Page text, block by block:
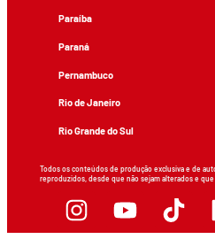
Paraíba
Paraná
Pernambuco
Rio de Janeiro
Rio Grande do Sul
Todos os conteúdos de produção exclusiva e de
reproduzidos, desde que não sejam alterados e